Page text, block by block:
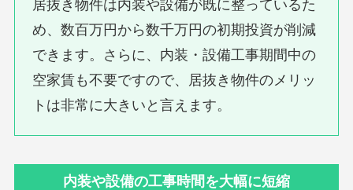
居抜き物件は内装や設備が既に整っているた
め、数百万円から数千万円の初期投資が削減
できます。さらに、内装・設備工事期間中の
空家賃も不要ですので、居抜き物件のメリッ
トは非常に大きいと言えます。
内装や設備の工事時間を大幅に短縮